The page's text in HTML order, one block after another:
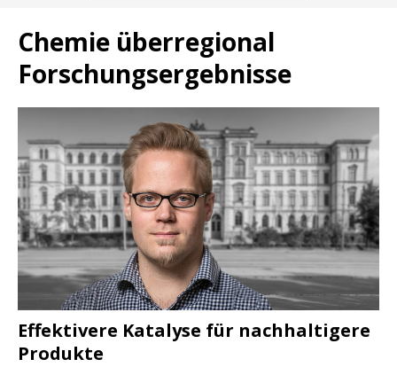
Chemie überregional
Forschungsergebnisse
Effektivere Katalyse für nachhaltigere
Produkte